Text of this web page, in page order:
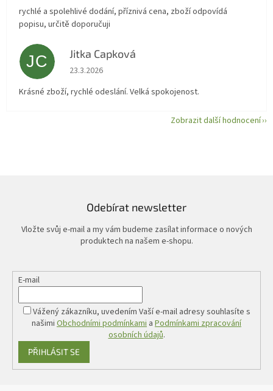
rychlé a spolehlivé dodání, příznivá cena, zboží odpovídá
popisu, určitě doporučuji
JC Jitka Capková
Hodnocení obchodu je 5 z 5 hvězdiček.
23.3.2026
Krásné zboží, rychlé odeslání. Velká spokojenost.
Zobrazit další hodnocení
Odebírat newsletter
Vložte svůj e-mail a my vám budeme zasílat informace o nových
produktech na našem e-shopu.
E-mail
Vážený zákazníku, uvedením Vaší e-mail adresy souhlasíte s
našimi Obchodními podmínkami a Podmínkami zpracování
osobních údajů.
PŘIHLÁSIT SE